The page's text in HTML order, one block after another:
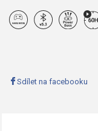
Sdílet na facebooku